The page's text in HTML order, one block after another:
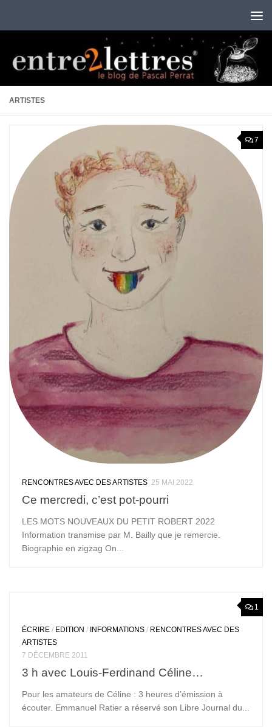
ARTISTES
7
RENCONTRES AVEC DES ARTISTES 25 MAI 2022
Ce mercredi, c’est pot-pourri
LES MOTS NOUVEAUX DU PETIT ROBERT 2022
Information transmise par M. Bailly que je remercie.
Biographie en zigzag On...
1
ÉCRIRE / EDITION / INFORMATIONS / RENCONTRES AVEC DES
ARTISTES
7 DÉCEMBRE 2011
3 h avec Louis-Ferdinand Céline…
Pour les amateurs de Céline : 3 heures d’émission à
écouter. Emmanuel Ratier a réservé son Libre Journal du...